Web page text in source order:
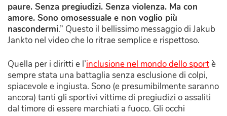
paure. Senza pregiudizi. Senza violenza. Ma con
amore. Sono omosessuale e non voglio più
nascondermi.” Questo il bellissimo messaggio di Jakub
Jankto nel video che lo ritrae semplice e rispettoso.
Quella per i diritti e l’inclusione nel mondo dello sportè
sempre stata una battaglia senza esclusione di colpi,
spiacevole e ingiusta. Sono (e presumibilmente saranno
ancora) tanti gli sportivi vittime di pregiudizi o assaliti
dal timore di essere marchiati a fuoco. Gli occhi